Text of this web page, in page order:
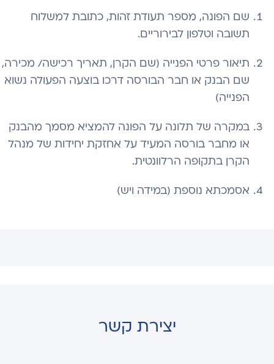
שם הפונה, מספר תעודת זהות, כתובת למשלוח
תשובה וטלפון לבירוריים.
תיאור פרטי הפנייה (שם הקרן, תאריך רכישה/ מכירה,
שם הבנק או חבר הבורסה דרכו בוצעה הפעולה נשוא
הפנייה)
במקרה של תלונה על הפונה להמציא מסמך מהבנק
או מחבר בורסה המעיד על אחזקת יחידות של מנהל
הקרן בתקופה הרלוונטית.
אסמכתא נוספת (במידה ויש)
יצירת קשר